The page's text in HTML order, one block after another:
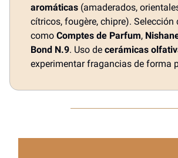
aromáticas (amaderados,
cítricos, fougère, chipre). Selección
como Comptes de Parfum,
Bond N.9. Uso de cerámicas
experimentar fragancias de forma